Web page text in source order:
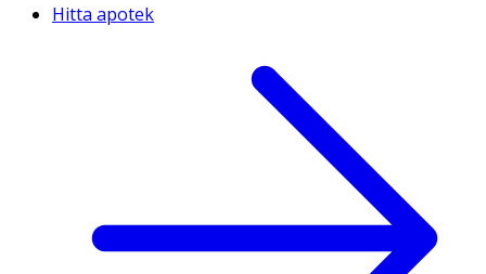
Hitta apotek